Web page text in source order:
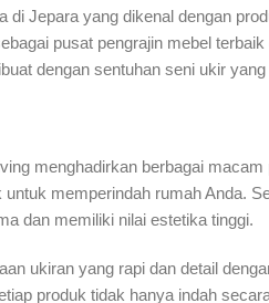
Jepara yang dikenal dengan
pusat pengrajin mebel
dengan sentuhan seni ukir
menghadirkan berbagai
memperindah rumah Anda.
dan memiliki nilai estetika tinggi.
ukiran yang rapi dan detail
produk tidak hanya indah